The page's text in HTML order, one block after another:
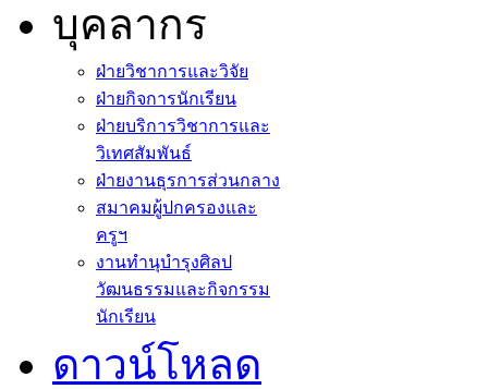
บุคลากร
ฝ่ายวิชาการและวิจัย
ฝ่ายกิจการนักเรียน
ฝ่ายบริการวิชาการและ
วิเทศสัมพันธ์
ฝ่ายงานธุรการส่วนกลาง
สมาคมผู้ปกครองและ
ครูฯ
งานทำนุบำรุงศิลป
วัฒนธรรมและกิจกรรม
นักเรียน
ดาวน์โหลด